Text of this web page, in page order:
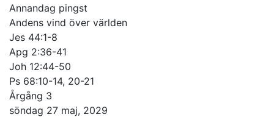
Annandag pingst
Andens vind över världen
Jes 44:1-8
Apg 2:36-41
Joh 12:44-50
Ps 68:10-14, 20-21
Årgång 3
söndag 27 maj, 2029